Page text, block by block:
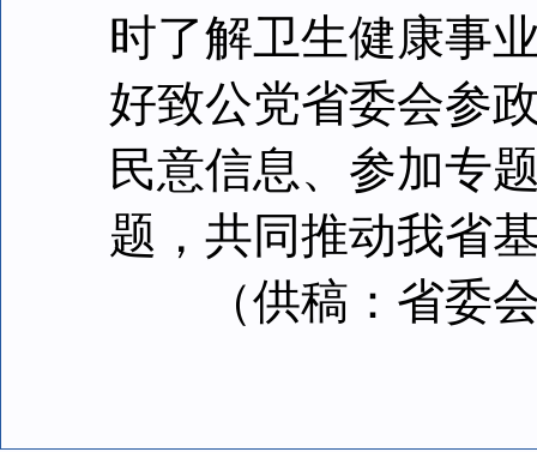
时了解卫生健康事
好致公党省委会参
民意信息、参加专
题，共同推动我省
（供稿：省委会